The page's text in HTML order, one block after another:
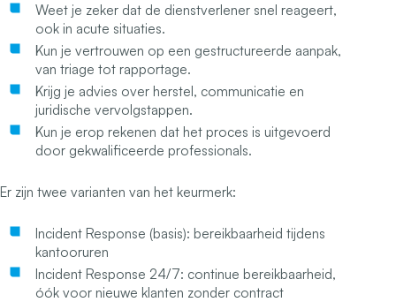
Weet je zeker dat de dienstverlener snel reageert,
ook in acute situaties.
Kun je vertrouwen op een gestructureerde aanpak,
van triage tot rapportage.
Krijg je advies over herstel, communicatie en
juridische vervolgstappen.
Kun je erop rekenen dat het proces is uitgevoerd
door gekwalificeerde professionals.
Er zijn twee varianten van het keurmerk:
Incident Response (basis): bereikbaarheid tijdens
kantooruren
Incident Response 24/7: continue bereikbaarheid,
óók voor nieuwe klanten zonder contract